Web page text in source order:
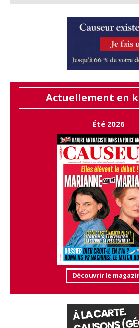
Actuellement en
Été 2026
Découvrir le